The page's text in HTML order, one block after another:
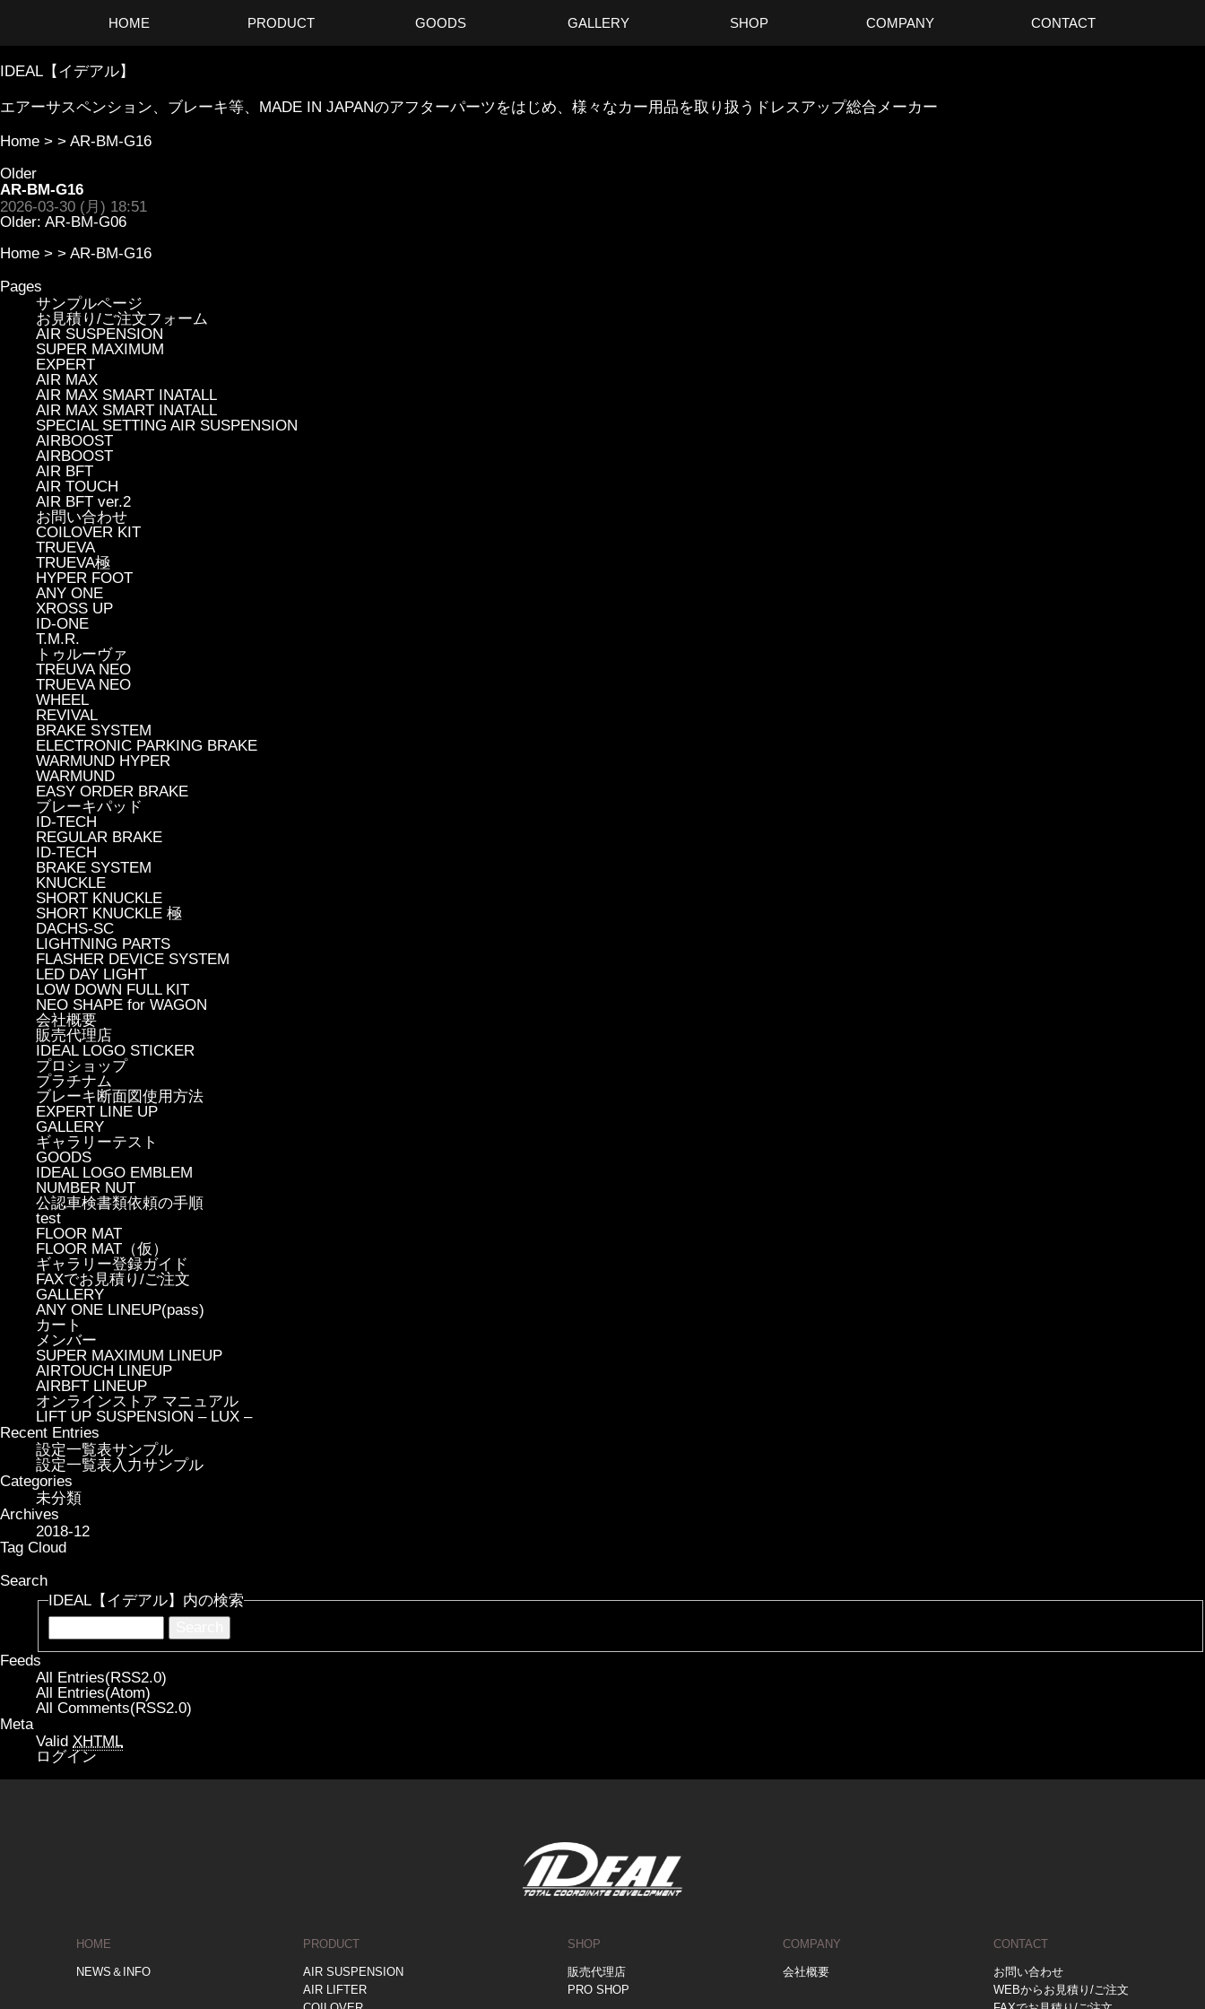
HOME PRODUCT GOODS GALLERY SHOP COMPANY CONTACT
IDEAL【イデアル】
エアーサスペンション、ブレーキ等、MADE IN JAPANのアフターパーツをはじめ、様々なカー用品を取り扱うドレスアップ総合メーカー
Home > > AR-BM-G16
Older
AR-BM-G16
2026-03-30 (月) 18:51
Older: AR-BM-G06
Home > > AR-BM-G16
Pages
サンプルページ
お見積り/ご注文フォーム
AIR SUSPENSION
SUPER MAXIMUM
EXPERT
AIR MAX
AIR MAX SMART INATALL
AIR MAX SMART INATALL
SPECIAL SETTING AIR SUSPENSION
AIRBOOST
AIRBOOST
AIR BFT
AIR TOUCH
AIR BFT ver.2
お問い合わせ
COILOVER KIT
TRUEVA
TRUEVA極
HYPER FOOT
ANY ONE
XROSS UP
ID-ONE
T.M.R.
トゥルーヴァ
TREUVA NEO
TRUEVA NEO
WHEEL
REVIVAL
BRAKE SYSTEM
ELECTRONIC PARKING BRAKE
WARMUND HYPER
WARMUND
EASY ORDER BRAKE
ブレーキパッド
ID-TECH
REGULAR BRAKE
ID-TECH
BRAKE SYSTEM
KNUCKLE
SHORT KNUCKLE
SHORT KNUCKLE 極
DACHS-SC
LIGHTNING PARTS
FLASHER DEVICE SYSTEM
LED DAY LIGHT
LOW DOWN FULL KIT
NEO SHAPE for WAGON
会社概要
販売代理店
IDEAL LOGO STICKER
プロショップ
プラチナム
ブレーキ断面図使用方法
EXPERT LINE UP
GALLERY
ギャラリーテスト
GOODS
IDEAL LOGO EMBLEM
NUMBER NUT
公認車検書類依頼の手順
test
FLOOR MAT
FLOOR MAT（仮）
ギャラリー登録ガイド
FAXでお見積り/ご注文
GALLERY
ANY ONE LINEUP(pass)
カート
メンバー
SUPER MAXIMUM LINEUP
AIRTOUCH LINEUP
AIRBFT LINEUP
オンラインストア マニュアル
LIFT UP SUSPENSION – LUX –
Recent Entries
設定一覧表サンプル
設定一覧表入力サンプル
Categories
未分類
Archives
2018-12
Tag Cloud
Search
IDEAL【イデアル】内の検索
Feeds
All Entries(RSS2.0)
All Entries(Atom)
All Comments(RSS2.0)
Meta
Valid XHTML
ログイン
HOME
NEWS＆INFO
PRODUCT
AIR SUSPENSION
AIR LIFTER
SHOP
販売代理店
PRO SHOP
COMPANY
会社概要
CONTACT
お問い合わせ
WEBからお見積り/ご注文